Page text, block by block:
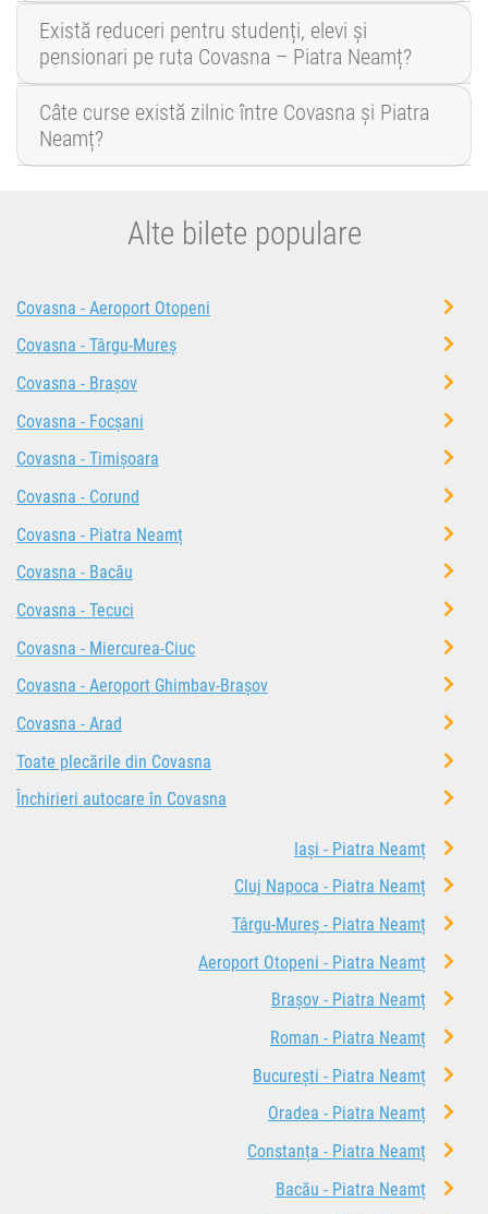
Există reduceri pentru studenți, elevi și
pensionari pe ruta Covasna – Piatra Neamț?
Câte curse există zilnic între Covasna și Piatra
Neamț?
Alte bilete populare
Covasna - Aeroport Otopeni
Covasna - Târgu-Mureș
Covasna - Brașov
Covasna - Focșani
Covasna - Timișoara
Covasna - Corund
Covasna - Piatra Neamț
Covasna - Bacău
Covasna - Tecuci
Covasna - Miercurea-Ciuc
Covasna - Aeroport Ghimbav-Brașov
Covasna - Arad
Toate plecările din Covasna
Închirieri autocare în Covasna
Iași - Piatra Neamț
Cluj Napoca - Piatra Neamț
Târgu-Mureș - Piatra Neamț
Aeroport Otopeni - Piatra Neamț
Brașov - Piatra Neamț
Roman - Piatra Neamț
București - Piatra Neamț
Oradea - Piatra Neamț
Constanța - Piatra Neamț
Bacău - Piatra Neamț